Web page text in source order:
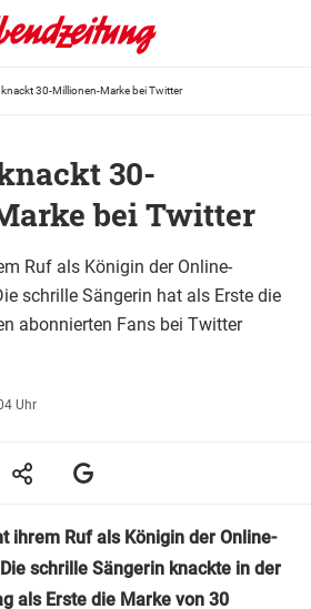
knackt 30-Millionen-Marke bei Twitter
30-
bei Twitter
Ruf als Königin der Online-
schrille Sängerin hat als Erste die
abonnierten Fans bei Twitter
Uhr
ihrem Ruf als Königin der Online-
schrille Sängerin knackte in der
als Erste die Marke von 30